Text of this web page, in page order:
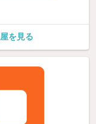
を見る